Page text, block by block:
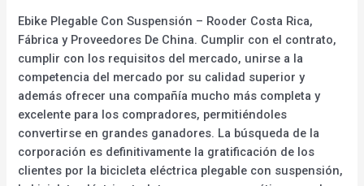
Ebike Plegable Con Suspensión – Rooder Costa Rica,
Fábrica y Proveedores De China. Cumplir con el contrato,
cumplir con los requisitos del mercado, unirse a la
competencia del mercado por su calidad superior y
además ofrecer una compañía mucho más completa y
excelente para los compradores, permitiéndoles
convertirse en grandes ganadores. La búsqueda de la
corporación es definitivamente la gratificación de los
clientes por la bicicleta eléctrica plegable con suspensión,